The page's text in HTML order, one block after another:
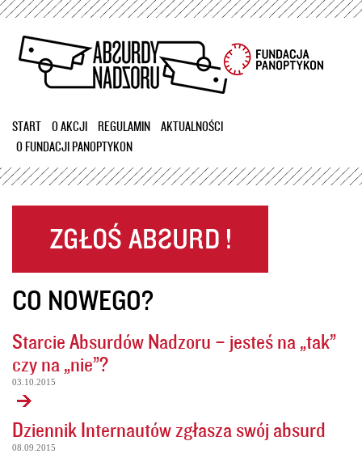
Przejdź
treści
START O AKCJI REGULAMIN
AKTUALNOŚCI
O FUNDACJI PANOPTYKON
CO NOWEGO?
Starcie Absurdów Nadzoru – jesteś na „tak”
czy na „nie”?
03.10.2015
Dziennik Internautów zgłasza swój absurd
08.09.2015